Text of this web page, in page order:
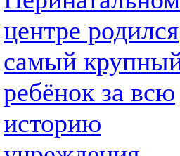
центре родился
самый
ребёнок за всю
историю